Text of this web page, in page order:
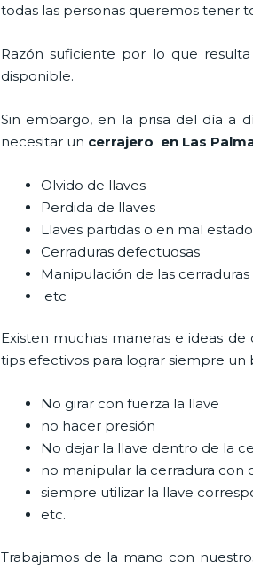
todas las personas queremos tener
Razón suficiente por lo que
disponible.
Sin embargo, en la prisa del día a
necesitar un cerrajero en Las
Olvido de llaves
Perdida de llaves
Llaves partidas o en mal estado
Cerraduras defectuosas
Manipulación de las
etc
Existen muchas maneras e ideas
tips efectivos para lograr siempre
No girar con fuerza la llave
no hacer presión
No dejar la llave dentro de la
no manipular la cerradura con
siempre utilizar la llave
etc.
Trabajamos de la mano con